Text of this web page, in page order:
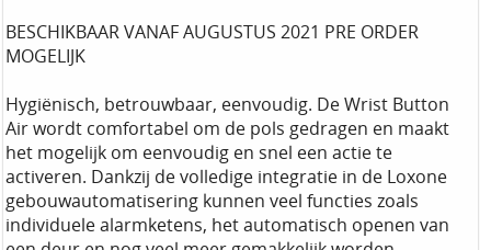
BESCHIKBAAR VANAF AUGUSTUS 2021 PRE ORDER
MOGELIJK
Hygiënisch, betrouwbaar, eenvoudig. De Wrist Button
Air wordt comfortabel om de pols gedragen en maakt
het mogelijk om eenvoudig en snel een actie te
activeren. Dankzij de volledige integratie in de Loxone
gebouwautomatisering kunnen veel functies zoals
individuele alarmketens, het automatisch openen van